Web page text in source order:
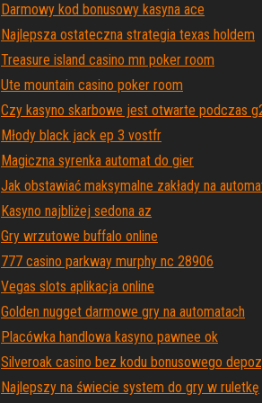
Darmowy kod bonusowy kasyna ace
Najlepsza ostateczna strategia texas holdem
Treasure island casino mn poker room
Ute mountain casino poker room
Czy kasyno skarbowe jest otwarte podczas
Młody black jack ep 3 vostfr
Magiczna syrenka automat do gier
Jak obstawiać maksymalne zakłady na
Kasyno najbliżej sedona az
Gry wrzutowe buffalo online
777 casino parkway murphy nc 28906
Vegas slots aplikacja online
Golden nugget darmowe gry na automatach
Placówka handlowa kasyno pawnee ok
Silveroak casino bez kodu bonusowego
Najlepszy na świecie system do gry w ruletkę